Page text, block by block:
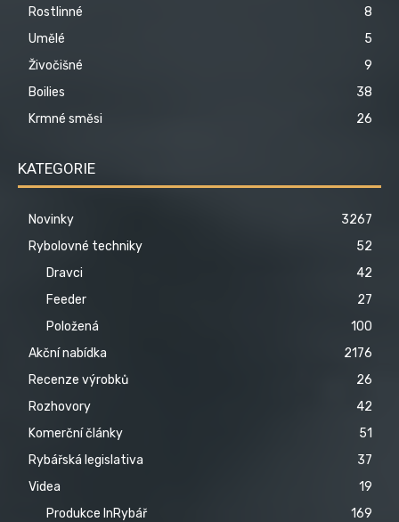
Rostlinné
8
Umělé
5
Živočišné
9
Boilies
38
Krmné směsi
26
KATEGORIE
Novinky
3267
Rybolovné techniky
52
Dravci
42
Feeder
27
Položená
100
Akční nabídka
2176
Recenze výrobků
26
Rozhovory
42
Komerční články
51
Rybářská legislativa
37
Videa
19
Produkce InRybář
169